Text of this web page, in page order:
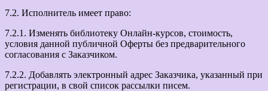
7.2. Исполнитель имеет право:
7.2.1. Изменять библиотеку Онлайн-курсов, стоимость,
условия данной публичной Оферты без предварительного
согласования с Заказчиком.
7.2.2. Добавлять электронный адрес Заказчика, указанный при
регистрации, в свой список рассылки писем.